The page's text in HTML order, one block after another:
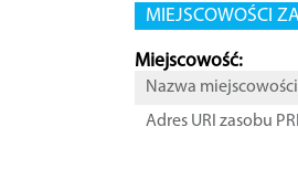
MIEJSCOWOŚCI
Miejscowość:
Nazwa
Adres URI zasobu